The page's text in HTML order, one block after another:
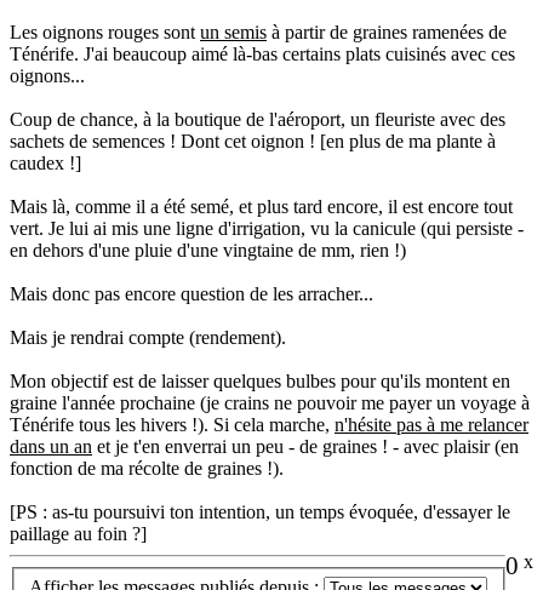
Les oignons rouges sont un semis à partir de graines ramenées de
Ténérife. J'ai beaucoup aimé là-bas certains plats cuisinés avec ces
oignons...
Coup de chance, à la boutique de l'aéroport, un fleuriste avec des
sachets de semences ! Dont cet oignon ! [en plus de ma plante à
caudex !]
Mais là, comme il a été semé, et plus tard encore, il est encore tout
vert. Je lui ai mis une ligne d'irrigation, vu la canicule (qui persiste -
en dehors d'une pluie d'une vingtaine de mm, rien !)
Mais donc pas encore question de les arracher...
Mais je rendrai compte (rendement).
Mon objectif est de laisser quelques bulbes pour qu'ils montent en
graine l'année prochaine (je crains ne pouvoir me payer un voyage à
Ténérife tous les hivers !). Si cela marche, n'hésite pas à me relancer
dans un an et je t'en enverrai un peu - de graines ! - avec plaisir (en
fonction de ma récolte de graines !).
[PS : as-tu poursuivi ton intention, un temps évoquée, d'essayer le
paillage au foin ?]
0 x